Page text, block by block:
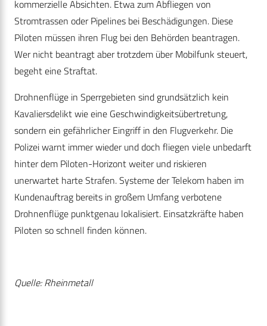
kommerzielle Absichten. Etwa zum Abfliegen von
Stromtrassen oder Pipelines bei Beschädigungen. Diese
Piloten müssen ihren Flug bei den Behörden beantragen.
Wer nicht beantragt aber trotzdem über Mobilfunk steuert,
begeht eine Straftat.
Drohnenflüge in Sperrgebieten sind grundsätzlich kein
Kavaliersdelikt wie eine Geschwindigkeitsübertretung,
sondern ein gefährlicher Eingriff in den Flugverkehr. Die
Polizei warnt immer wieder und doch fliegen viele unbedarft
hinter dem Piloten-Horizont weiter und riskieren
unerwartet harte Strafen. Systeme der Telekom haben im
Kundenauftrag bereits in großem Umfang verbotene
Drohnenflüge punktgenau lokalisiert. Einsatzkräfte haben
Piloten so schnell finden können.
Quelle: Rheinmetall